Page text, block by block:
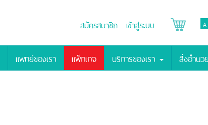
สมัครสมาชิก เข้าสู่ระบบ A
แพทย์ของเรา แพ็กเกจ บริการของเรา สิ่งอำนว